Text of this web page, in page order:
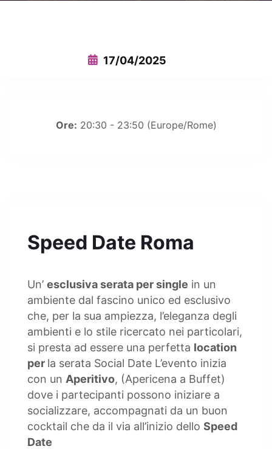
17/04/2025
Speed Date Roma
Un’ esclusiva serata per single in un
ambiente dal fascino unico ed esclusivo
che, per la sua ampiezza, l’eleganza degli
ambienti e lo stile ricercato nei particolari,
si presta ad essere una perfetta location
per la serata Social Date L’evento inizia
con un Aperitivo, (Apericena a Buffet)
dove i partecipanti possono iniziare a
socializzare, accompagnati da un buon
cocktail che da il via all’inizio dello Speed
Date
Ore: 20:30 - 23:50 (Europe/Rome)